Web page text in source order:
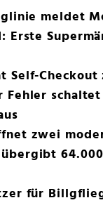
meldet
Erste
Self-Checkout
Fehler
zwei
übergibt
für